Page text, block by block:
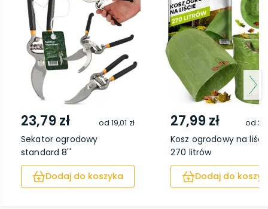
23,79 zł od 19,01 zł
Sekator ogrodowy
standard 8''
Dodaj do koszyka
27,99 zł od
Kosz ogrodowy na
270 litrów
Dodaj do